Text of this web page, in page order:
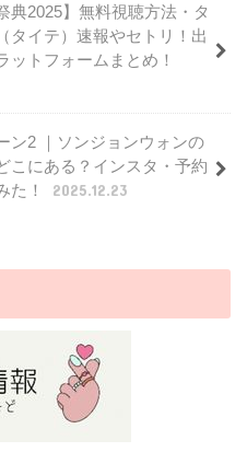
典2025】無料視聴方法・タ
タイテ）速報やセトリ！出
ットフォームまとめ！
ン2 ｜ソンジョンウォンの
こにある？インスタ・予約
た！
2025.12.23